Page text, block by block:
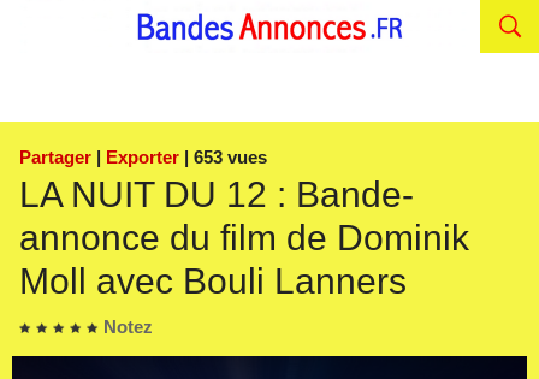
Partager | Exporter | 653 vues
LA NUIT DU 12 : Bande-
annonce du film de Dominik
Moll avec Bouli Lanners
Notez